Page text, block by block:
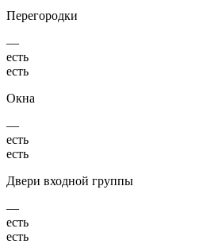
Перегородки
—
есть
есть
Окна
—
есть
есть
Двери входной группы
—
есть
есть